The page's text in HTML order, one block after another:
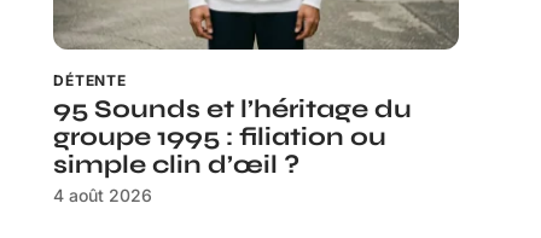
DÉTENTE
95 Sounds et l’héritage du
groupe 1995 : filiation ou
simple clin d’œil ?
4 août 2026